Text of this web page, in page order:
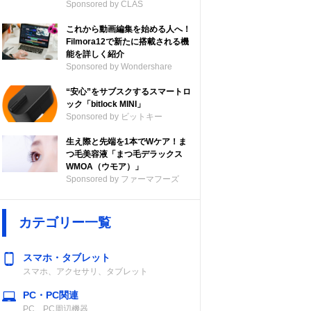
Sponsored by CLAS
これから動画編集を始める人へ！
Filmora12で新たに搭載される機
能を詳しく紹介
Sponsored by Wondershare
“安心”をサブスクするスマートロ
ック「bitlock MINI」
Sponsored by ビットキー
生え際と先端を1本でWケア！ま
つ毛美容液「まつ毛デラックス
WMOA（ウモア）」
Sponsored by ファーマフーズ
カテゴリー一覧
スマホ・タブレット
スマホ、アクセサリ、タブレット
PC・PC関連